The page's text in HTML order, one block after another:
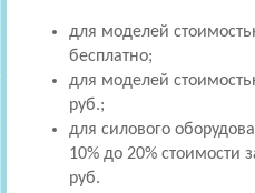
для моделей
бесплатно;
для моделей
руб.;
для силового
10% до 20% стоимости
руб.